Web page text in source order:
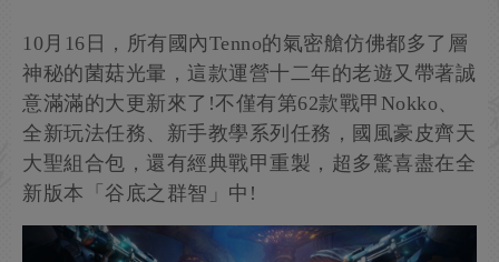
10月16日，所有國內Tenno的氣密艙仿佛都多了層
神秘的菌菇光暈，這款運營十二年的老遊又帶著誠
意滿滿的大更新來了!不僅有第62款戰甲Nokko、
全新玩法任務、新手教學系列任務，國風豪皮齊天
大聖組合包，還有經典戰甲重製，超多驚喜盡在全
新版本「谷底之群智」中!